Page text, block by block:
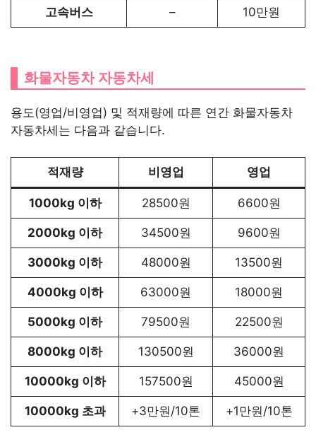
고속버스 – 10만원
화물자동차 자동차세
용도(영업/비영업) 및 적재량에 따른 연간 화물자동차
자동차세는 다음과 같습니다.
적재량 비영업 영업
1000kg 이하 28500원 6600원
2000kg 이하 34500원 9600원
3000kg 이하 48000원 13500원
4000kg 이하 63000원 18000원
5000kg 이하 79500원 22500원
8000kg 이하 130500원 36000원
10000kg 이하 157500원 45000원
10000kg 초과 +3만원/10톤 +1만원/10톤